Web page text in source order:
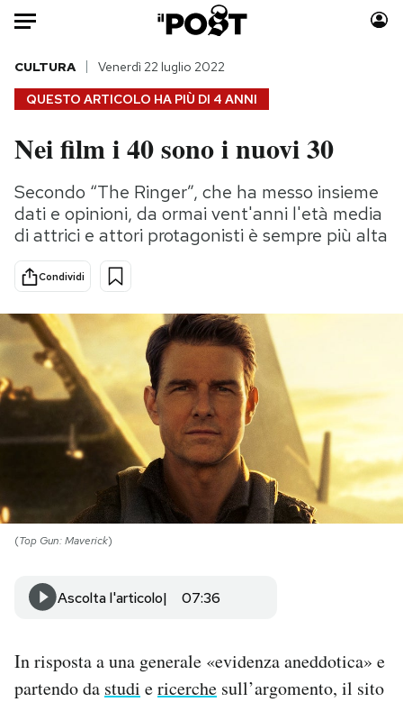
Auto
HOME
Italia
Politica
Tecnologia
Scienza
Economia
Sport
Moda
Consumismi
Storie/Idee
Altrecose
Mondiali calcio 2026
PODCAST
NEWSLETTER
CALENDARIO
QUESTO ARTICOLO HA PIÙ DI 4 ANNI
CULTURA Venerdì 22 luglio 2022
Nei film i 40 sono i nuovi 30
Secondo “The Ringer”, che ha messo insieme
dati e opinioni, da ormai vent'anni l'età media
di attrici e attori protagonisti è sempre più alta
Condividi
(Top Gun: Maverick)
Ascolta l'articolo 07:36
In risposta a una generale «evidenza aneddotica» e
partendo da studi ericerche sull’argomento, il sito